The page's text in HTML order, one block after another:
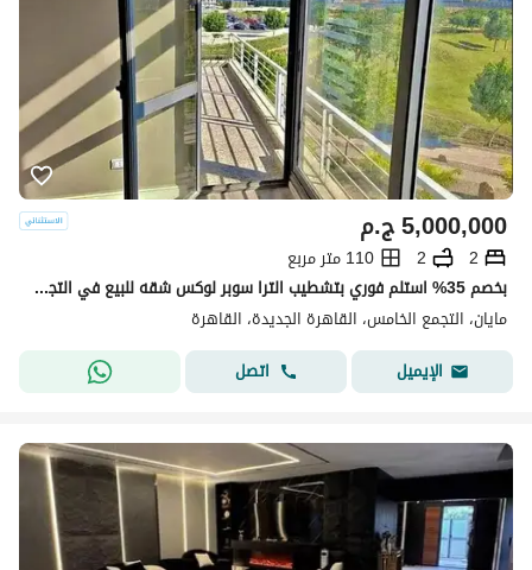
ج.م5,000,000
2
2
110 متر مربع
بخصم 35% استلم فوري بتشطيب الترا سوبر لوكس شقه للبيع في التجمع الخامس كمبوند مايان Mayan new cairo امام الرحاب بجوار كريك تاون والمطار دقائق من AUC
مايان، التجمع الخامس، القاهرة الجديدة، القاهرة
الإيميل
اتصل